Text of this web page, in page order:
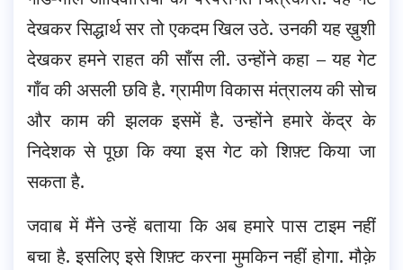
देखकर सिद्धार्थ सर तो एकदम खिल उठे. उनकी यह ख़ुशी
देखकर हमने राहत की साँस ली. उन्होंने कहा – यह गेट
गाँव की असली छवि है. ग्रामीण विकास मंत्रालय की सोच
और काम की झलक इसमें है. उन्होंने हमारे केंद्र के
निदेशक से पूछा कि क्या इस गेट को शिफ़्ट किया जा
सकता है.
जवाब में मैंने उन्हें बताया कि अब हमारे पास टाइम नहीं
बचा है. इसलिए इसे शिफ़्ट करना मुमकिन नहीं होगा. मौक़े